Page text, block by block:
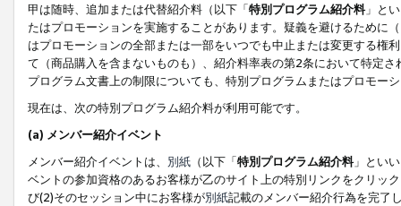
甲は随時、追加または代替紹介料（以下「特別プログラム紹介料」と
たはプロモーションを実施することがあります。疑義を避けるために
はプロモーションの全部または一部をいつでも中止または変更する権
て（商品購入を含まないものも）、紹介料率表の第2条において特定
プログラム文書上の制限についても、特別プログラムまたはプロモー
現在は、次の特別プログラム紹介料が利用可能です。
(a) メンバー紹介イベント
メンバー紹介イベントは、 別紙 （以下「特別プログラム紹介料」とい
ベントの参加資格のあるお客様が乙のサイト上の特別リンクをクリッ
び(2)そのセッション中にお客様が別紙記載のメンバー紹介行為を完了